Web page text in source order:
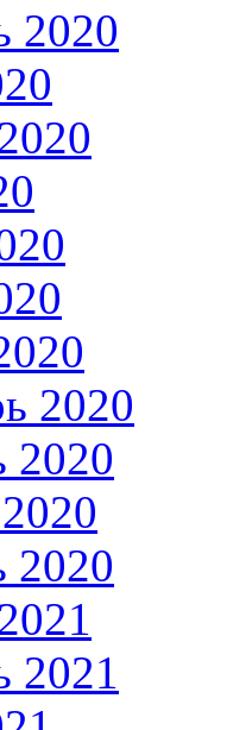
2020
2020
2020
2020
2021